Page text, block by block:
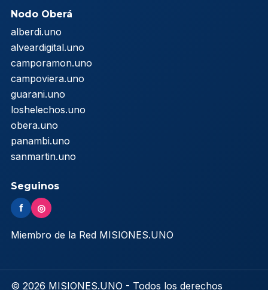
Nodo Oberá
alberdi.uno
alveardigital.uno
camporamon.uno
campoviera.uno
guarani.uno
loshelechos.uno
obera.uno
panambi.uno
sanmartin.uno
Seguinos
f ◎
Miembro de la Red MISIONES.UNO
© 2026 MISIONES.UNO - Todos los derechos